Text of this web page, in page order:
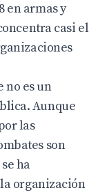
en armas y
casi el
no es un
Aunque
las
son
ha
la organización